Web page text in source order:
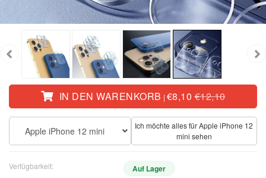
IN DEN WARENKORB | €8,10€12,10
Apple iPhone 12 mini
Ich möchte alles für Apple iPhone 12
mini sehen
Verfügbarkeit: Auf Lager